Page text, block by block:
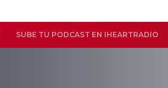
SUBE TU PODCAST EN IHEARTRADIO